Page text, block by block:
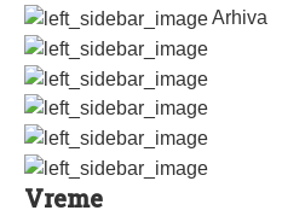
Arhiva
Vreme